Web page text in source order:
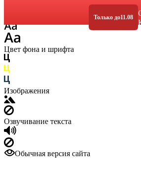
Только до11.08
Цвет фона и шрифта
Изображения
Озвучивание текста
Обычная версия сайта